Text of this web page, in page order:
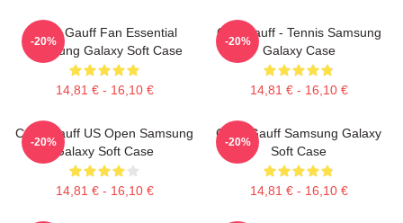
Coco Gauff Fan Essential
Samsung Galaxy Soft Case
14,81 € - 16,10 €
-20%
Cori Gauff - Tennis Samsung
Galaxy Case
14,81 € - 16,10 €
-20%
Coco Gauff US Open Samsung
Galaxy Soft Case
14,81 € - 16,10 €
-20%
Coco Gauff Samsung Galaxy
Soft Case
14,81 € - 16,10 €
-20%